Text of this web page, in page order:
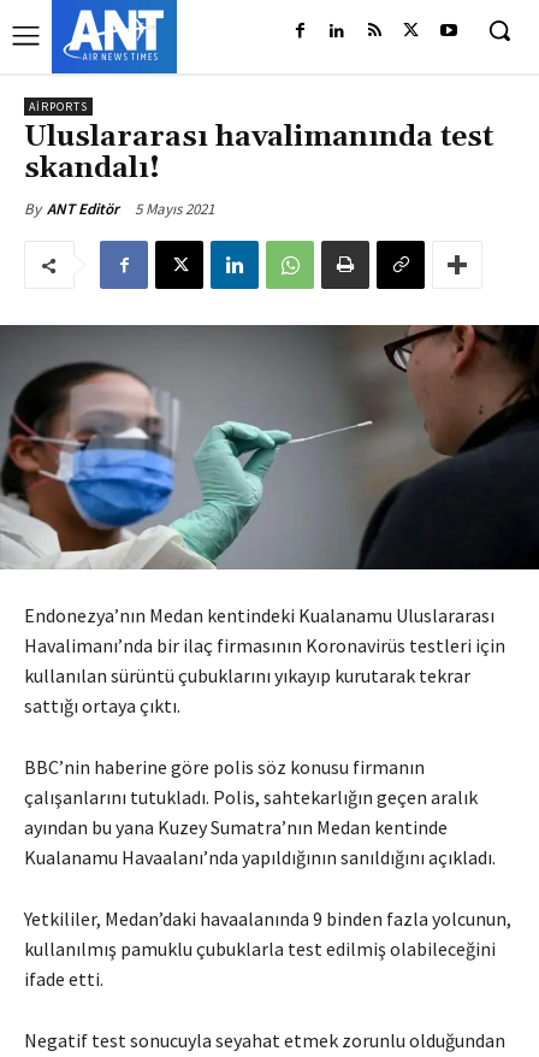
AIRPORTS
Uluslararası havalimanında test
skandalı!
By ANT Editör 5 Mayıs 2021
Endonezya’nın Medan kentindeki Kualanamu Uluslararası
Havalimanı’nda bir ilaç firmasının Koronavirüs testleri için
kullanılan sürüntü çubuklarını yıkayıp kurutarak tekrar
sattığı ortaya çıktı.
BBC’nin haberine göre polis söz konusu firmanın
çalışanlarını tutukladı. Polis, sahtekarlığın geçen aralık
ayından bu yana Kuzey Sumatra’nın Medan kentinde
Kualanamu Havaalanı’nda yapıldığının sanıldığını açıkladı.
Yetkililer, Medan’daki havaalanında 9 binden fazla yolcunun,
kullanılmış pamuklu çubuklarla test edilmiş olabileceğini
ifade etti.
Negatif test sonucuyla seyahat etmek zorunlu olduğundan